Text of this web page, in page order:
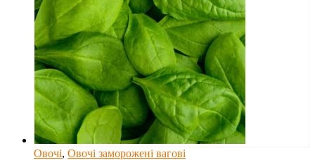
Овочі, Овочі заморожені вагові